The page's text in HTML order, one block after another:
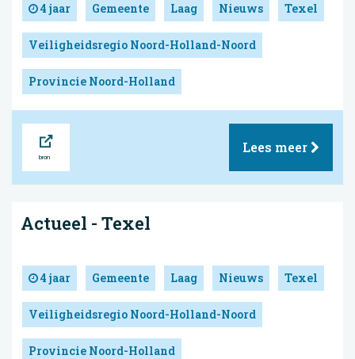
4 jaar Gemeente Laag Nieuws Texel
Veiligheidsregio Noord-Holland-Noord
Provincie Noord-Holland
Lees meer
Actueel - Texel
4 jaar Gemeente Laag Nieuws Texel
Veiligheidsregio Noord-Holland-Noord
Provincie Noord-Holland